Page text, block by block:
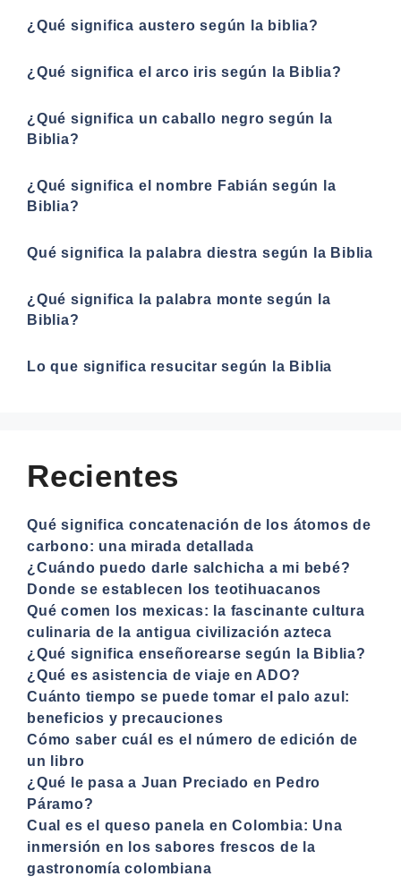
¿Qué significa austero según la biblia?
¿Qué significa el arco iris según la Biblia?
¿Qué significa un caballo negro según la
Biblia?
¿Qué significa el nombre Fabián según la
Biblia?
Qué significa la palabra diestra según la Biblia
¿Qué significa la palabra monte según la
Biblia?
Lo que significa resucitar según la Biblia
Recientes
Qué significa concatenación de los átomos de
carbono: una mirada detallada
¿Cuándo puedo darle salchicha a mi bebé?
Donde se establecen los teotihuacanos
Qué comen los mexicas: la fascinante cultura
culinaria de la antigua civilización azteca
¿Qué significa enseñorearse según la Biblia?
¿Qué es asistencia de viaje en ADO?
Cuánto tiempo se puede tomar el palo azul:
beneficios y precauciones
Cómo saber cuál es el número de edición de
un libro
¿Qué le pasa a Juan Preciado en Pedro
Páramo?
Cual es el queso panela en Colombia: Una
inmersión en los sabores frescos de la
gastronomía colombiana